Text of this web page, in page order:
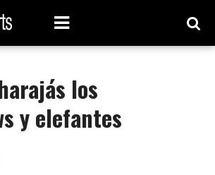
los
y elefantes